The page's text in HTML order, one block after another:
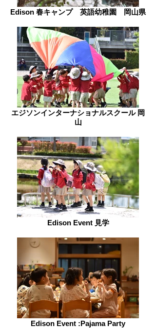
Edison 春キャンプ 英語幼稚園 岡山県
エジソンインターナショナルスクール 岡
山
Edison Event 見学
Edison Event :Pajama Party